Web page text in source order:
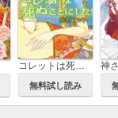
無料試し読み